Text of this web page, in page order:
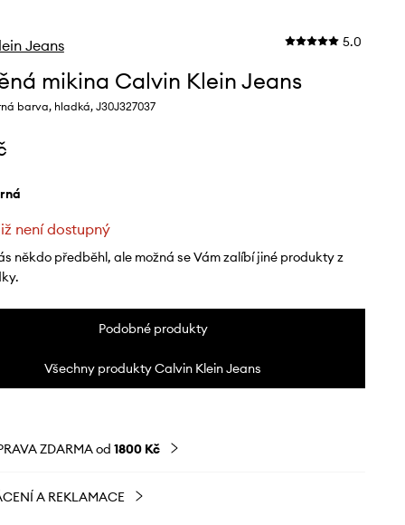
Jeans 5.0
mikina Calvin Klein Jeans
barva, hladká, J30J327037
není dostupný
někdo předběhl, ale možná se Vám zalíbí jiné produkty z
Podobné produkty
Všechny produkty Calvin Klein Jeans
ZDARMA od 1800 Kč
A REKLAMACE